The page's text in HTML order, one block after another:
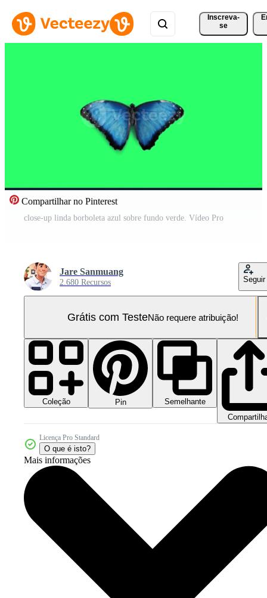
Inscreva-
se
Compartilhar no Pinterest
close-up linda borboleta azul sobre fundo verde. Vídeo Pro
Jare Sanmuang
2.680 Recursos Seguir
Grátis com TesteNão requere atribuição!
Coleção Pin
Semelhante
Licença Pro Standard
O que é isto?
Mais informações